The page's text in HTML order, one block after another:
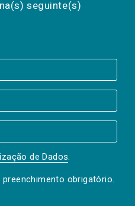
seguinte(s)
de Dados.
obrigatório.